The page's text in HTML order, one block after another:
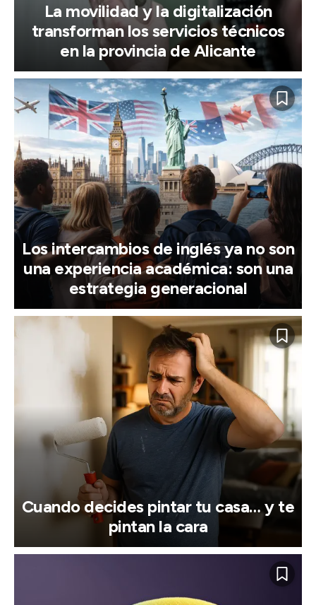
La movilidad y la digitalización
transforman los servicios técnicos
en la provincia de Alicante
Los intercambios de inglés ya no son
una experiencia académica: son una
estrategia generacional
Cuando decides pintar tu casa… y te
pintan la cara